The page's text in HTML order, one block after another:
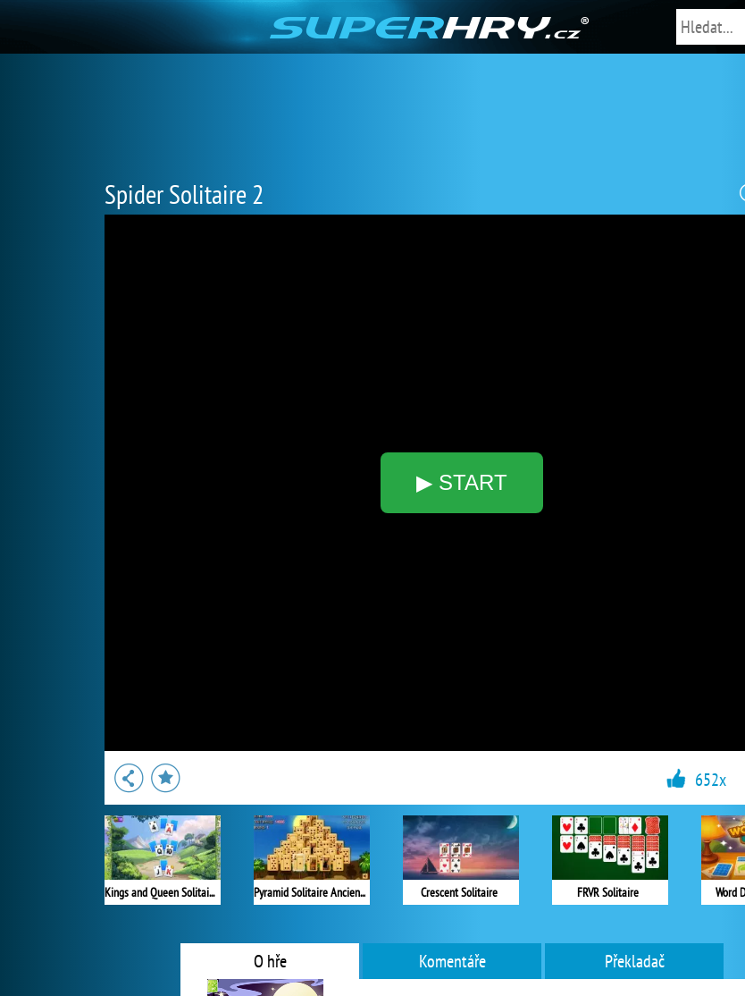
Spider Solitaire 2
▶ START
Kings and Queen Solitaire Tripeaks Pyramid Solitaire Ancient Egypt Crescent Solitaire FRVR Solitaire Word
652x
O hře Komentáře Překladač